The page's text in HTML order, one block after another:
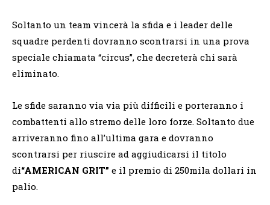
Soltanto un team vincerà la sfida e i leader delle
squadre perdenti dovranno scontrarsi in una prova
speciale chiamata “circus”, che decreterà chi sarà
eliminato.
Le sfide saranno via via più difficili e porteranno i
combattenti allo stremo delle loro forze. Soltanto due
arriveranno fino all’ultima gara e dovranno
scontrarsi per riuscire ad aggiudicarsi il titolo
di“AMERICAN GRIT” e il premio di 250mila dollari in
palio.